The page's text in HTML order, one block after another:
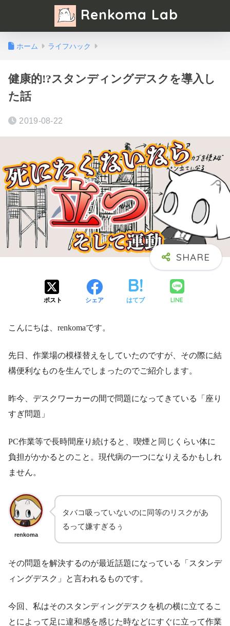
Renkoma Lab
ホーム ライフハック
健康的!?スタンディングデスクを導入し
た話
2019-08-22
ポスト シェア はてブ LINE
こんにちは、renkomaです。
先日、作業場の模様替えをしていたのですが、その際に結
構便利なものを生んでしまったのでご紹介します。
昨今、デスクワーカーの間で問題になってきている「座り
すぎ問題」
PC作業等で長時間座り続けると、喫煙と同じくらい体に
負担がかかるとのこと。現代病の一つになりえるかもしれ
ません。
renkoma
タバコ吸っていないのに同等のリスクがあ
るって嫌すぎるぅ
その問題を解決するのが最近話題になっている「スタンデ
ィングデスク」と言われるものです。
今回、私はそのスタンディングデスクを机の横に立てるこ
とによって足に違和感を感じた時などにすぐに立って作業